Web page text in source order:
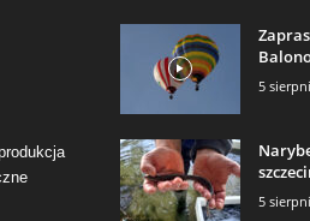
5
5